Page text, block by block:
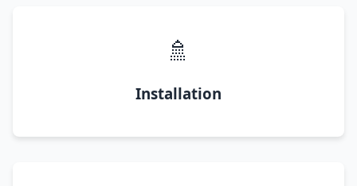
🚿
Installation